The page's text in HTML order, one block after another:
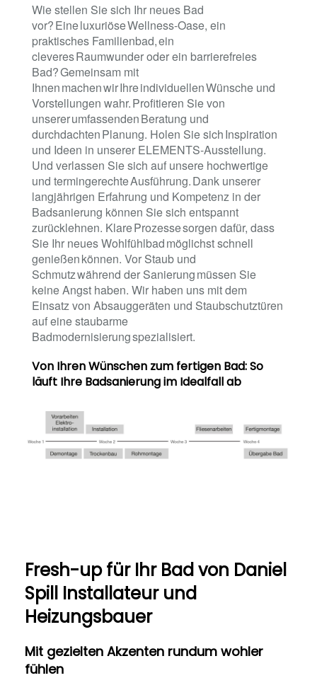
Wie stellen Sie sich Ihr neues Bad
vor? Eine luxuriöse Wellness-Oase, ein
praktisches Familienbad, ein
cleveres Raumwunder oder ein barrierefreies
Bad? Gemeinsam mit
Ihnen machen wir Ihre individuellen Wünsche und
Vorstellungen wahr. Profitieren Sie von
unserer umfassenden Beratung und
durchdachten Planung. Holen Sie sich Inspiration
und Ideen in unserer ELEMENTS-Ausstellung.
Und verlassen Sie sich auf unsere hochwertige
und termingerechte Ausführung. Dank unserer
langjährigen Erfahrung und Kompetenz in der
Badsanierung können Sie sich entspannt
zurücklehnen. Klare Prozesse sorgen dafür, dass
Sie Ihr neues Wohlfühlbad möglichst schnell
genießen können. Vor Staub und
Schmutz während der Sanierung müssen Sie
keine Angst haben. Wir haben uns mit dem
Einsatz von Absauggeräten und Staubschutztüren
auf eine staubarme
Badmodernisierung spezialisiert.
Von Ihren Wünschen zum fertigen Bad: So
läuft Ihre Badsanierung im Idealfall ab
Fresh-up für Ihr Bad von Daniel
Spill Installateur und
Heizungsbauer
Mit gezielten Akzenten rundum wohler
fühlen